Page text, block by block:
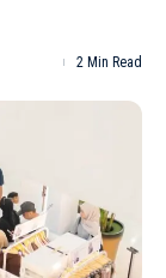
2 Min Read